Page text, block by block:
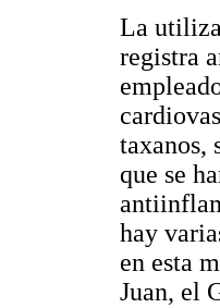
La
registra
taxanos,
que se
hay
en esta
Juan, el